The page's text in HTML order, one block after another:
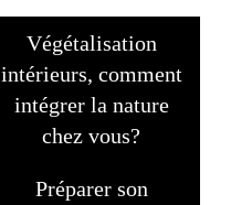
Végétalisation
intérieurs, comment
intégrer la nature
chez vous?
Préparer son